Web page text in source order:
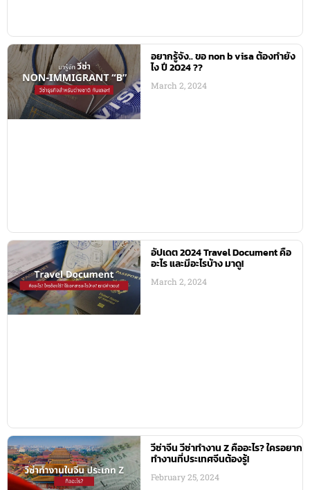
อยากรู้จัง.. ขอ non b visa ต้องทำยัง
ไง ปี 2024 ??
March 2, 2024
อัปเดต 2024 Travel Document คือ
อะไร และมีอะไรบ้าง มาดู!
March 2, 2024
วีซ่าจีน วีซ่าทำงาน Z คืออะไร? ใครอยาก
ทำงานที่ประเทศจีนต้องรู้!
February 25, 2024